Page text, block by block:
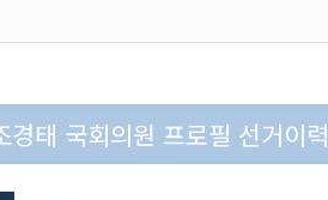
경태 국회의원 프로필 선거이력